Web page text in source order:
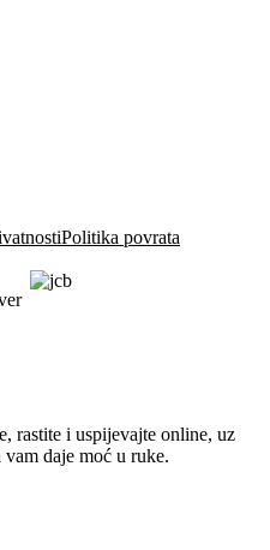
Politika povrata
rastite i uspijevajte online, uz
daje moć u ruke.